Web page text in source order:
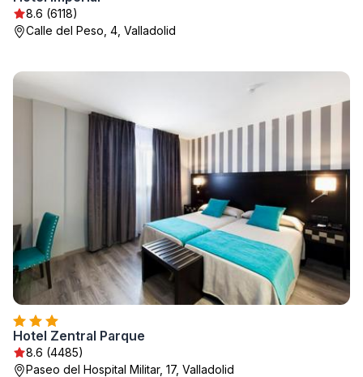
8.6 (6118)
Calle del Peso, 4, Valladolid
Hotel Zentral Parque
8.6 (4485)
Paseo del Hospital Militar, 17, Valladolid